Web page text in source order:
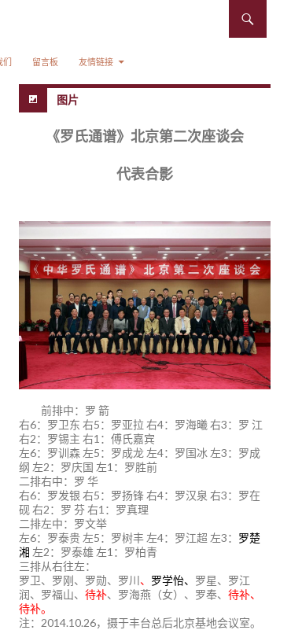
们 留言板 友情链接
图片
《罗氏通谱》北京第二次座谈会
代表合影
前排中：罗 箭
右6：罗卫东 右5：罗亚拉 右4：罗海曦 右3：罗 江
右2：罗锡主 右1：傅氏嘉宾
左6：罗训森 左5：罗成龙 左4：罗国冰 左3：罗成
纲 左2：罗庆国 左1：罗胜前
二排右中：罗 华
右6：罗发银 右5：罗扬锋 右4：罗汉泉 右3：罗在
砚 右2：罗 芬 右1：罗真理
二排左中：罗文举
左6：罗泰贵 左5：罗树丰 左4：罗江超 左3： 罗楚
湘 左2：罗泰雄 左1：罗柏青
三排从右往左：
罗卫、罗刚、罗勋、罗川、 罗学怡、 罗星、罗江
润、罗福山、 待补、罗海燕（女）、罗奉、 待补、
待补。
注：2014.10.26，摄于丰台总后北京基地会议室。